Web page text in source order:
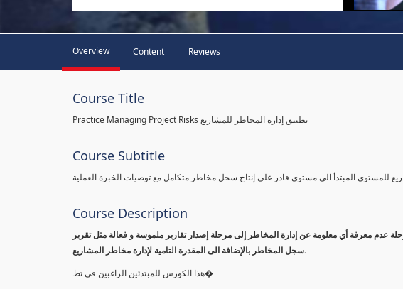
Overview Content Reviews
Course Title
Practice Managing Project Risks تطبيق إدارة المخاطر للمشاريع
Course Subtitle
للمستوى المبتدأ الى مستوى قادر على إنتاج سجل مخاطر متكامل مع توصيات الخبرة العملية
Course Description
من مرحلة عدم معرفة أي معلومة عن إدارة المخاطر إلى مرحلة إصدار تقارير ملموسة و فعالة مثل تقرير
سجل المخاطر بالإضافة الى المقدرة التامية لإدارة مخاطر المشاريع.
هذا الكورس للمبتدئين الراغبين في تط�